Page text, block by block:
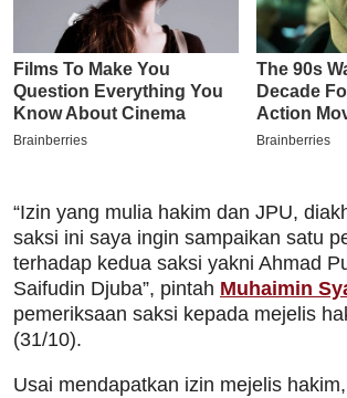
“Izin yang mulia hakim dan JPU,
saksi ini saya ingin sampaikan satu
terhadap kedua saksi yakni Ahmad
Saifudin Djuba”, pintah Muhaimin
pemeriksaan saksi kepada mejelis
(31/10).
Usai mendapatkan izin mejelis hakim,